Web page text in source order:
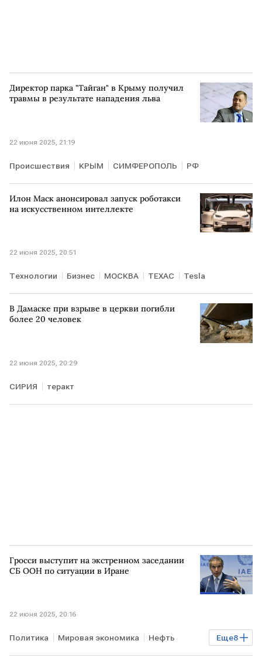
Директор парка "Тайган" в Крыму получил
травмы в результате нападения льва
22 июня 2025, 21:19
Происшествия КРЫМ СИМФЕРОПОЛЬ РФ
Илон Маск анонсировал запуск роботакси
на искусственном интеллекте
22 июня 2025, 20:51
Технологии Бизнес МОСКВА ТЕХАС Tesla
В Дамаске при взрыве в церкви погибли
более 20 человек
22 июня 2025, 20:29
СИРИЯ теракт
Гросси выступит на экстренном заседании
СБ ООН по ситуации в Иране
22 июня 2025, 20:16
Еще8
Политика Мировая экономика Нефть
ИРАН США МОСКВА Рафаэль Гросси